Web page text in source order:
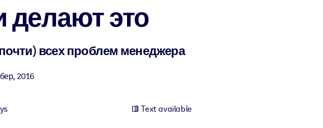
делают это
всех проблем менеджера
, 2016
Text available